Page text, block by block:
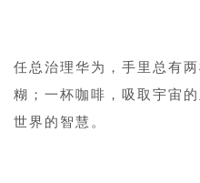
任总治理华为，手里总有
糊；一杯咖啡，吸取宇宙
世界的智慧。